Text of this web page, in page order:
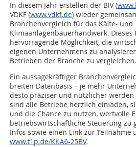
In diesem Jahr erstellen der BIV (
VDKF (www.vdkf.de) wieder
Branchenvergleich für das Kälte- und
Klimaanlagenbauerhandwerk.
hervorragende Möglichkeit, die
eigenen Unternehmens zu
Betrieben der Branche zu vergleichen.
Ein aussagekräftiger
breiten Datenbasis – je mehr
desto präziser und nützlicher werden
sind alle Betriebe herzlich einladen,
und die Chance zu nutzen, wertvolle
betriebswirtschaftliche Steuerung zu
Infos sowie einen Link zur Teilnahme
www.t1p.de/KKA6-25BV.